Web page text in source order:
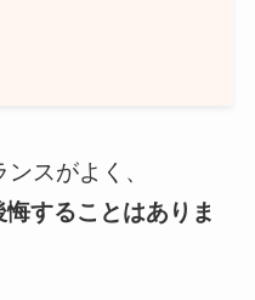
スがよく、
悔することはありま